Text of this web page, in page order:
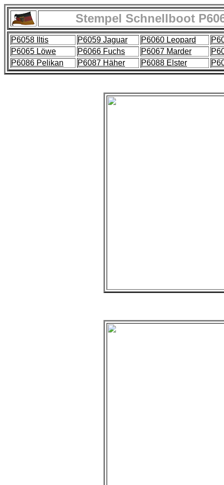
Stempel Schnellboot
P6058 Iltis P6059 Jaguar P6060 Leopard
P6065 Löwe
P6066 Fuchs P6067 Marder
P6086 Pelikan
P6087 Häher P6088 Elster